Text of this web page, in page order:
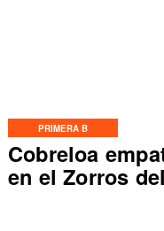
PRIMERA B
Cobreloa
en el Zorros